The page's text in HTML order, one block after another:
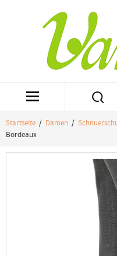
Startseite / Damen /
Bordeaux